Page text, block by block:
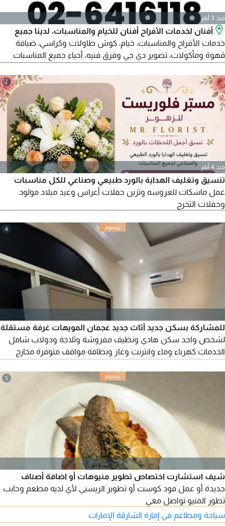
منذ 3 أيام
أفنان لخدمات الأفراح أفنان للخيام والمناسبات، لدينا جميع
خدمات الأفراح والمناسبات، خيام، كوش طاولات وكراسي، ضيافة
قهوة ومأكولات، تصوير دي جي وفرق فنيه، أحياء جميع المناسبات
2
منذ 4 أيام
تنسيق وتغليف الهداية بالورد طبيعي وصناعي للكل مناسبات
عمل ماسكات للعروسه وتزين حفلات أعراس وعيد ميلاد مولود
وحفلات التخرج
4
للمشاركة بسكن جديد أثاث جديد عجمان المويهات غرفة مستقلة
لشخص واحد سكن هادي ونظيف مفروشة وثلاجة ودولاب شامل
الخدمات كهرباء وماء وانترنت وغاز ونظافة مواقف متوفرة مخارج
5
شيف استشارت اختصاص تطوير منيوهات أو اضافة أصناف
جديدة أو عمل فود كوست أو تطوير الريسبي لأي لديه مطعم وحابب
تطور المنيو تواصل معي
سياحة ومطاعم في إمارة الشارقة الإمارات